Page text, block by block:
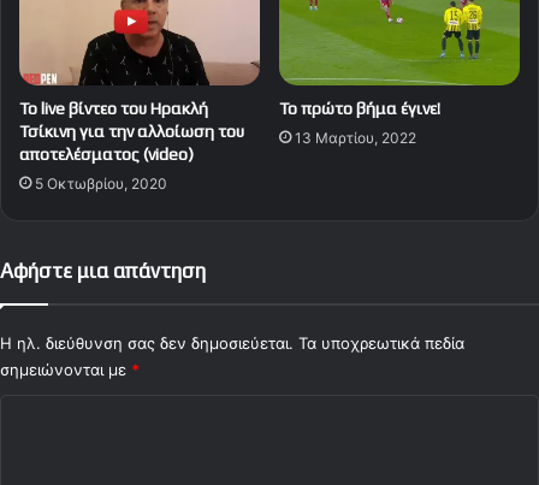
Το live βίντεο του Ηρακλή
Τσίκινη για την αλλοίωση του
αποτελέσματος (video)
5 Οκτωβρίου, 2020
Το πρώτο βήμα έγινε!
13 Μαρτίου, 2022
Αφήστε μια απάντηση
Η ηλ. διεύθυνση σας δεν δημοσιεύεται. Τα υποχρεωτικά πεδία
σημειώνονται με *